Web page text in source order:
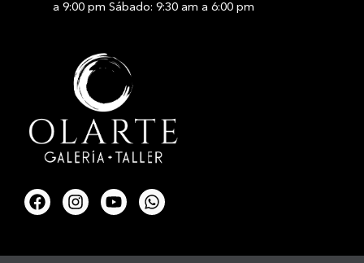
a 9:00 pm Sábado: 9:30 am a 6:00 pm